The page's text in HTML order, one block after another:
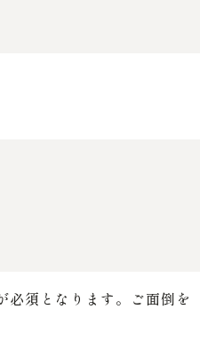
須となります。ご面倒を